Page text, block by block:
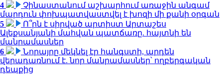
4
Չինաստանում աշխարհում առաջին անգամ
մարդուն փոխպատվաստվել է խոզի մի քանի օրգան
5
Ո՞րն է սիրված արտիստ Արտաշես
Ալեքսանյանի մահվան պատճառը. հայտնի են
մանրամասներ
6
Նորայրը մեկնել էր հանգստի, արդեն
վերադառնում է. նոր մանրամասներ՝ ողբերգական
դեպքից